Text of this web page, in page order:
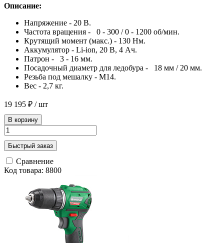
Описание:
Напряжение - 20 В.
Частота вращения - 0 - 300 / 0 - 1200 об/мин.
Крутящий момент (макс.) - 130 Нм.
Аккумулятор - Li-ion, 20 В, 4 Ач.
Патрон - 3 - 16 мм.
Посадочный диаметр для ледобура - 18 мм / 20 мм.
Резьба под мешалку - М14.
Вес - 2,7 кг.
19 195 ₽ / шт
В корзину
Быстрый заказ
Сравнение
Код товара: 8800